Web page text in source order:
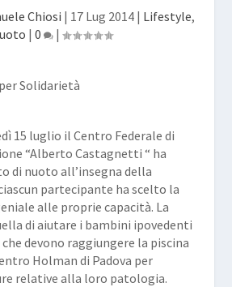
Chiosi | 17 Lug 2014 | Lifestyle,
| 0 |
15 luglio il Centro Federale di
“Alberto Castagnetti “ ha
di nuoto all’insegna della
partecipante ha scelto la
alle proprie capacità. La
di aiutare i bambini ipovedenti
devono raggiungere la piscina
Holman di Padova per
relative alla loro patologia.